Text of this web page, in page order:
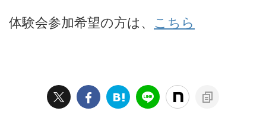
体験会参加希望の方は、 こちら